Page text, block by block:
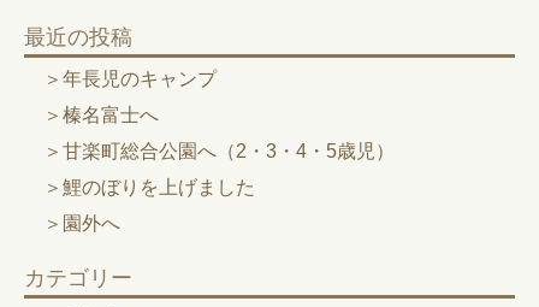
最近の投稿
年長児のキャンプ
榛名富士へ
甘楽町総合公園へ（2・3・4・5歳児）
鯉のぼりを上げました
園外へ
カテゴリー